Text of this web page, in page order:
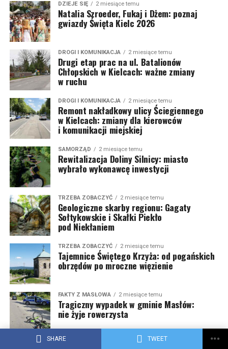
SHARE TWEET
DZIEJE SIĘ 2 miesiące temu
Natalia Szroeder, Fukaj i Dżem: poznaj
gwiazdy Święta Kielc 2026
DROGI I KOMUNIKACJA 2 miesiące temu
Drugi etap prac na ul. Batalionów
Chłopskich w Kielcach: ważne zmiany
w ruchu
DROGI I KOMUNIKACJA 2 miesiące temu
Remont nakładkowy ulicy Ściegiennego
w Kielcach: zmiany dla kierowców
i komunikacji miejskiej
SAMORZĄD 2 miesiące temu
Rewitalizacja Doliny Silnicy: miasto
wybrało wykonawcę inwestycji
TRZEBA ZOBACZYĆ 2 miesiące temu
Geologiczne skarby regionu: Gagaty
Sołtykowskie i Skałki Piekło
pod Niekłaniem
TRZEBA ZOBACZYĆ 2 miesiące temu
Tajemnice Świętego Krzyża: od pogańskich
obrzędów po mroczne więzienie
FAKTY Z MASŁOWA 2 miesiące temu
Tragiczny wypadek w gminie Masłów:
nie żyje rowerzysta
2 miesiące temu